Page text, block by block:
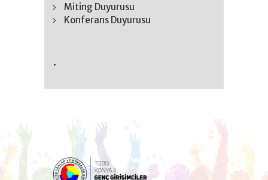
Miting Duyurusu
Konferans Duyurusu
.